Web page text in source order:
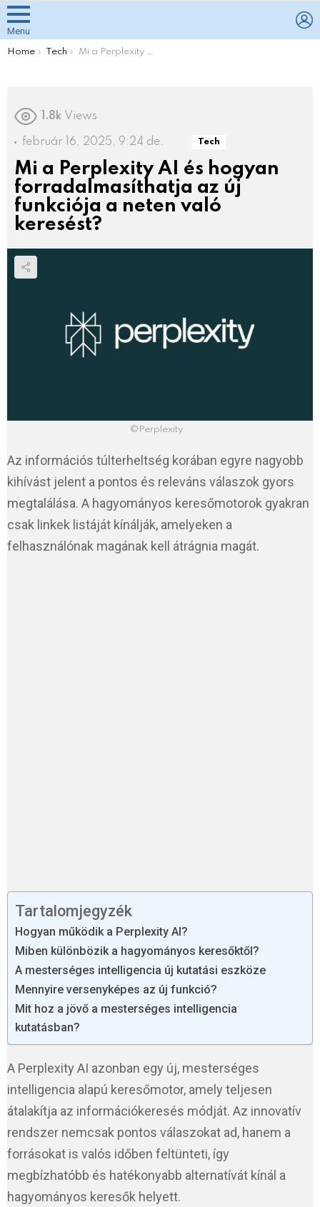
Menu
You are here:
Home Tech Mi a Perplexity AI és hogyan forradalmasíthatja az új funkciója a neten való keresést?
1.8k Views
február 16, 2025, 9:24 de. Tech
Mi a Perplexity AI és hogyan
forradalmasíthatja az új
funkciója a neten való
keresést?
©Perplexity
Az információs túlterheltség korában egyre nagyobb
kihívást jelent a pontos és releváns válaszok gyors
megtalálása. A hagyományos keresőmotorok gyakran
csak linkek listáját kínálják, amelyeken a
felhasználónak magának kell átrágnia magát.
Tartalomjegyzék
Hogyan működik a Perplexity AI?
Miben különbözik a hagyományos keresőktől?
A mesterséges intelligencia új kutatási eszköze
Mennyire versenyképes az új funkció?
Mit hoz a jövő a mesterséges intelligencia
kutatásban?
A Perplexity AI azonban egy új, mesterséges
intelligencia alapú keresőmotor, amely teljesen
átalakítja az információkeresés módját. Az innovatív
rendszer nemcsak pontos válaszokat ad, hanem a
forrásokat is valós időben feltünteti, így
megbízhatóbb és hatékonyabb alternatívát kínál a
hagyományos keresők helyett.